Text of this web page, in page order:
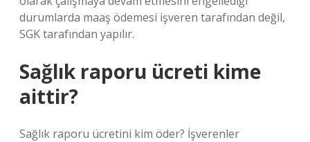
durumlarda maaş ödemesi işveren tarafından değil,
SGK tarafından yapılır.
Sağlık raporu ücreti kime
aittir?
Sağlık raporu ücretini kim öder? İşverenler